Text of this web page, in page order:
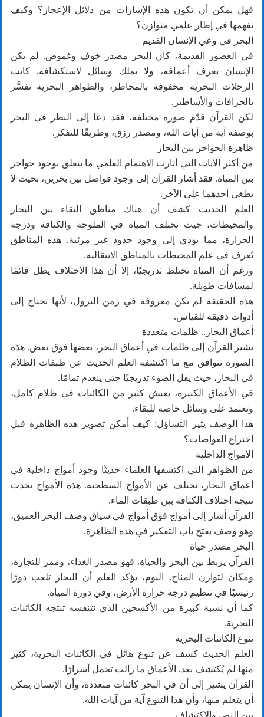
فهل يمكن أن تكون هذه الإشارات من دلائل الإعجاز؟ وكيف
نفهمها في إطار علمي متوازن؟
البحر في وعي الإنسان القديم
في العصور القديمة، كان البحر مصدر خوف وغموض. لم يكن
الإنسان يعرف أعماقه، ولا يملك وسائل لاستكشافه. كانت
الرحلات البحرية محفوفة بالمخاطر، والظواهر البحرية تفسَّر
بالخرافات والأساطير.
لكن القرآن قدّم صورة مختلفة، فقد دعا إلى النظر في البحر
بوصفه آية من آيات الله، ومصدر رزق، وطريقًا للتفكر.
ظاهرة الحواجز بين البحار
من أكثر الآيات التي أثارت الاهتمام العلمي ما يتعلق بوجود حواجز
بين المياه. فقد أشار القرآن إلى وجود فواصل بين بحرين، بحيث لا
يطغى أحدهما على الآخر.
العلم الحديث كشف أن هناك مناطق التقاء بين البحار
والمحيطات، حيث تختلف المياه في الملوحة والكثافة ودرجة
الحرارة، مما يؤدي إلى وجود حدود غير مرئية. هذه المناطق
تُعرف في علم المحيطات بالمناطق الانتقالية.
ورغم أن المياه تختلط تدريجيًا، إلا أن هذا الاختلاف يظل قائمًا
لمسافات طويلة.
هذه الحقيقة لم تكن معروفة في زمن النزول، لأنها تحتاج إلى
أدوات دقيقة للقياس.
أعماق البحار.. ظلمات متعددة
يشير القرآن إلى ظلمات في أعماق البحر، بعضها فوق بعض. هذه
الصورة تتوافق مع ما اكتشفه العلم الحديث عن طبقات الظلام
في البحار، حيث يقل الضوء تدريجيًا حتى ينعدم تمامًا.
في الأعماق الكبيرة، يعيش كثير من الكائنات في ظلام كامل،
وتعتمد على وسائل خاصة للبقاء.
هذا الوصف يثير التساؤل: كيف أمكن تصوير هذه الظاهرة قبل
اختراع الغواصات؟
الأمواج الداخلية
من الظواهر التي اكتشفها العلماء حديثًا وجود أمواج داخلية في
أعماق البحار، تختلف عن الأمواج السطحية. هذه الأمواج تحدث
نتيجة اختلاف الكثافة بين طبقات الماء.
القرآن أشار إلى أمواج فوق أمواج في سياق وصف البحر العميق،
وهو وصف يفتح باب التفكير في هذه الظاهرة.
البحر مصدر حياة
القرآن يربط بين البحر والحياة، فهو مصدر الغذاء، وممر للتجارة،
ومكان لتوازن المناخ. اليوم، يؤكد العلم أن البحار تلعب دورًا
رئيسيًا في تنظيم درجة حرارة الأرض، وفي دورة المياه.
كما أن نسبة كبيرة من الأكسجين الذي نتنفسه تنتجه الكائنات
البحرية.
تنوع الكائنات البحرية
العلم الحديث كشف عن تنوع هائل في الكائنات البحرية، كثير
منها لم يُكتشف بعد. الأعماق ما زالت تحمل أسرارًا.
القرآن يشير إلى أن في البحر كائنات متعددة، وأن الإنسان يمكن
أن يتعلم منها، وأن هذا التنوع آية من آيات الله.
بين النص والاكتشاف